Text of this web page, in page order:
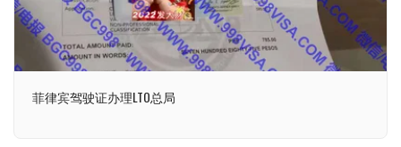
菲律宾驾驶证办理LTO总局